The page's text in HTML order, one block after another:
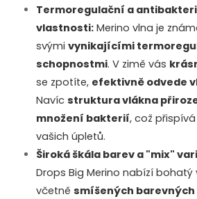
Termoregulační a
vlastnosti: Merino vlna je
svými vynikajícími
schopnostmi. V zimě vás
se zpotíte, efektivně odvede
Navíc struktura vlákna
množení bakterií, což
vašich úpletů.
Široká škála barev a "mix"
Drops Big Merino nabízí
včetně smíšených